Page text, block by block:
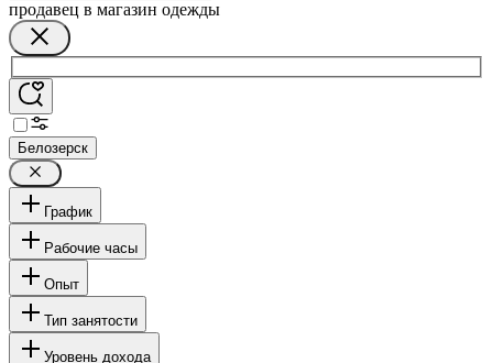
продавец в магазин одежды
Белозерск
График
Рабочие часы
Опыт
Тип занятости
Уровень дохода